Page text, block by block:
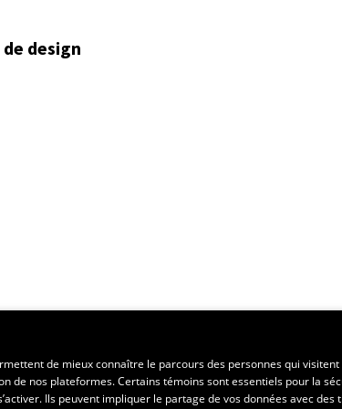
design
de mieux connaître le parcours des personnes qui
de nos plateformes. Certains témoins sont essentiels pour la
Ils peuvent impliquer le partage de vos données avec des